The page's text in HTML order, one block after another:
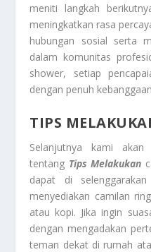
meniti langkah
meningkatkan rasa
hubungan sosial serta
dalam komunitas
shower, setiap
dengan penuh
TIPS
Selanjutnya kami
tentang Tips Melakukan
dapat di
menyediakan camilan
atau kopi. Jika ingin
dengan mengadakan
teman dekat di rumah